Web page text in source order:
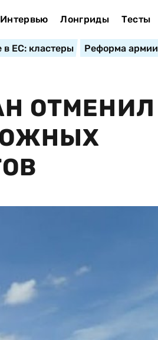
Интервью Лонгриды Тесты
в ЕС: кластеры Реформа армии
ОТМЕНИЛ